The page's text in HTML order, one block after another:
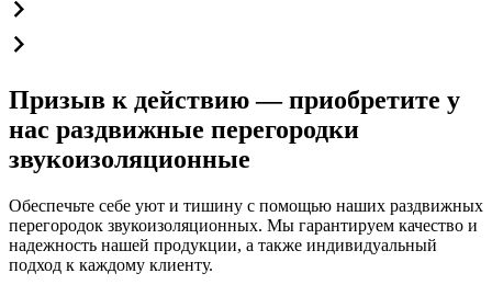
Призыв к действию — приобретите у
нас раздвижные перегородки
звукоизоляционные
Обеспечьте себе уют и тишину с помощью наших раздвижных
перегородок звукоизоляционных. Мы гарантируем качество и
надежность нашей продукции, а также индивидуальный
подход к каждому клиенту.